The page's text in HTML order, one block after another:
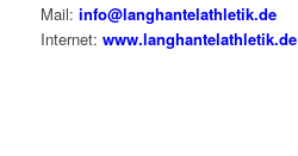
Mail: info@langhantelathletik.de
Internet: www.langhantelathletik.de